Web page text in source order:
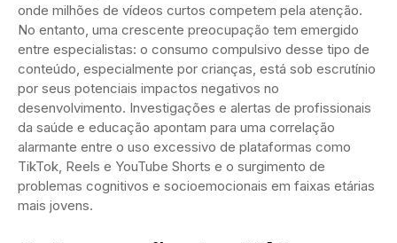
onde milhões de vídeos curtos competem pela atenção.
No entanto, uma crescente preocupação tem emergido
entre especialistas: o consumo compulsivo desse tipo de
conteúdo, especialmente por crianças, está sob escrutínio
por seus potenciais impactos negativos no
desenvolvimento. Investigações e alertas de profissionais
da saúde e educação apontam para uma correlação
alarmante entre o uso excessivo de plataformas como
TikTok, Reels e YouTube Shorts e o surgimento de
problemas cognitivos e socioemocionais em faixas etárias
mais jovens.